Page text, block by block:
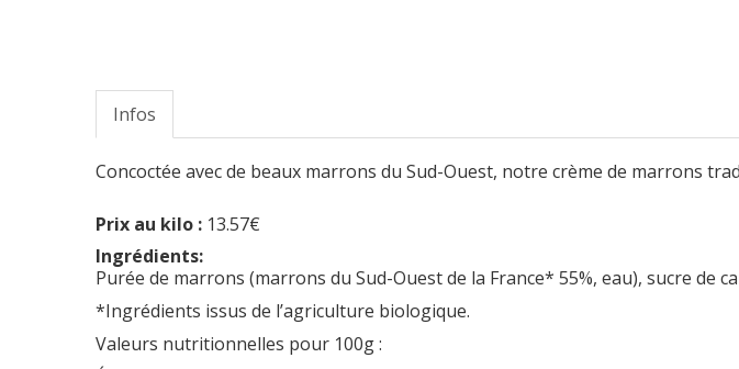
Infos
Concoctée avec de beaux marrons du Sud-Ouest, notre crème de marrons
Prix au kilo : 13.57€
Ingrédients:
Purée de marrons (marrons du Sud-Ouest de la France* 55%, eau), sucre de
*Ingrédients issus de l’agriculture biologique.
Valeurs nutritionnelles pour 100g :